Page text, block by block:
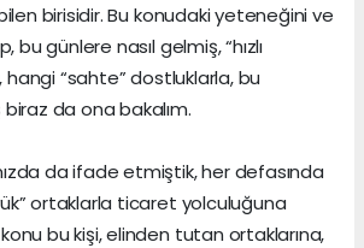
birisidir. Bu konudaki yeteneğini ve
bu günlere nasıl gelmiş, “hızlı
hangi “sahte” dostluklarla, bu
da ona bakalım.
da ifade etmiştik, her defasında
ortaklarla ticaret yolculuğuna
bu kişi, elinden tutan ortaklarına,